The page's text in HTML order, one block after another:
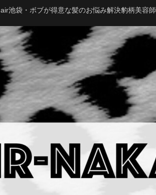
air池袋・ボブが得意な髪のお悩み解決豹柄美容師